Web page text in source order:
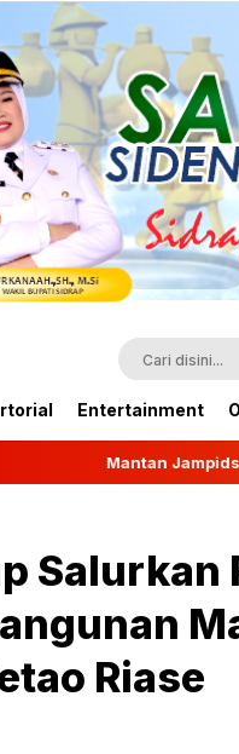
Entertainment
Jampidsus Febrie
Salurkan
Riase